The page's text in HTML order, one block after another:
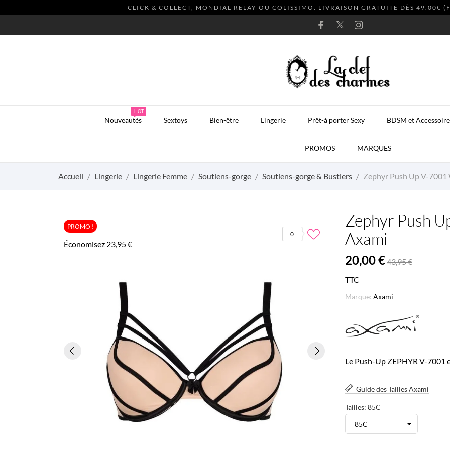
CLICK & COLLECT, MONDIAL RELAY OU COLISSIMO. LIVRAISON GRATUITE DÈS 49.00€
Nouveautés
HOT
Sextoys Bien-être Lingerie Prêt-à porter Sexy BDSM et
PROMOS MARQUES
Accueil Lingerie Lingerie Femme Soutiens-gorge Soutiens-gorge & Bustiers Zephyr Push Up V-7001
PROMO !
Économisez 23,95 €
0
Zephyr Push
Axami
20,00 €43,95 €
TTC
Marque: Axami
Le Push-Up ZEPHYR V-7001
Guide des Tailles Axami
Tailles: 85C